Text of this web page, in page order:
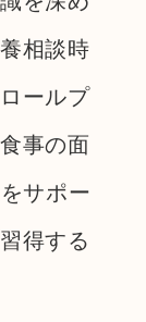
相談時
ールプ
事の面
サポー
得する